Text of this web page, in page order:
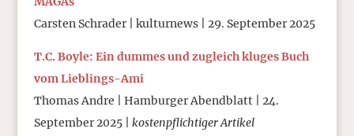
Carsten Schrader | kulturnews | 29. September 2025
T.C. Boyle: Ein dummes und zugleich kluges Buch
vom Lieblings-Ami
Thomas Andre | Hamburger Abendblatt | 24.
September 2025 | kostenpflichtiger Artikel